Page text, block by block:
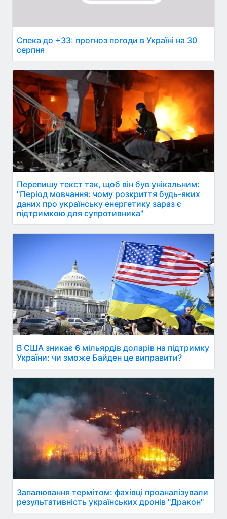
Спека до +33: прогноз погоди в Україні на 30
серпня
Перепишу текст так, щоб він був унікальним:
"Період мовчання: чому розкриття будь-яких
даних про українську енергетику зараз є
підтримкою для супротивника"
В США зникає 6 мільярдів доларів на підтримку
України: чи зможе Байден це виправити?
Запалювання термітом: фахівці проаналізували
результативність українських дронів "Дракон"